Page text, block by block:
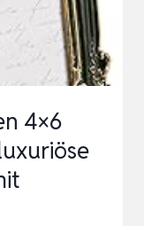
4×6